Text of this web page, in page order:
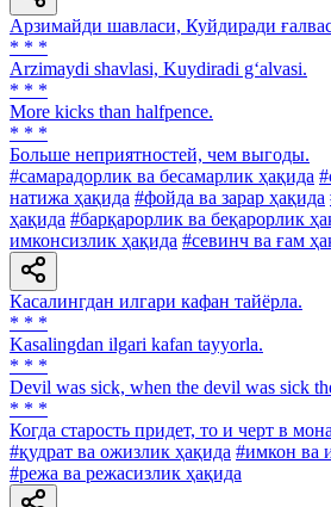
Арзимайди шавласи, Куйдиради
* * *
Arzimaydi shavlasi, Kuydiradi g‘alvasi.
* * *
More kicks than halfpence.
* * *
Больше неприятностей, чем выгоды.
#самарадорлик ва бесамарлик ҳақида
натижа ҳақида #фойда ва зарар ҳақида
ҳақида #барқарорлик ва беқарорлик
имконсизлик ҳақида #севинч ва ғам
Касалингдан илгари кафан тайёрла.
* * *
Kasalingdan ilgari kafan tayyorla.
* * *
Devil was sick, when the devil was sick
* * *
Когда старость придет, то и черт в
#қудрат ва ожизлик ҳақида #имкон ва
#режа ва режасизлик ҳақида